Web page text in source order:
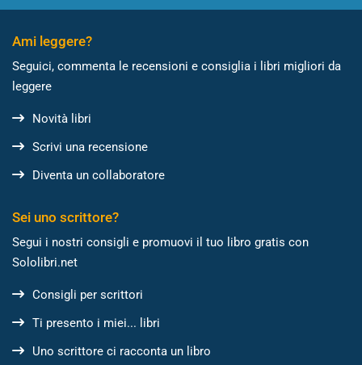
Ami leggere?
Seguici, commenta le recensioni e consiglia i libri migliori da
leggere
Novità libri
Scrivi una recensione
Diventa un collaboratore
Sei uno scrittore?
Segui i nostri consigli e promuovi il tuo libro gratis con
Sololibri.net
Consigli per scrittori
Ti presento i miei... libri
Uno scrittore ci racconta un libro